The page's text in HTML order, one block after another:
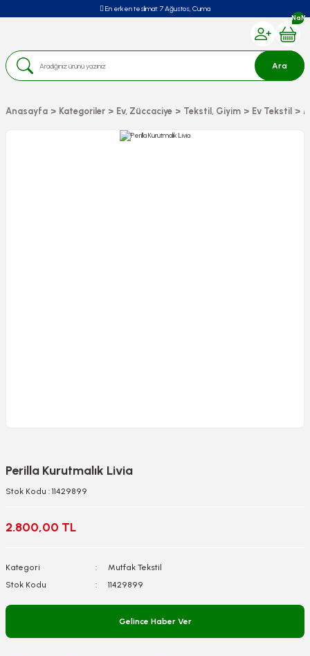
En erken teslimat: 7 Ağustos, Cuma
Ara
NaN
Anasayfa Kategoriler Ev, Züccaciye Tekstil, Giyim Ev Tekstil
Perilla Kurutmalık Livia
Stok Kodu : 11429899
2.800,00 TL
Kategori
Mutfak Tekstil
Stok Kodu
11429899
Gelince Haber Ver